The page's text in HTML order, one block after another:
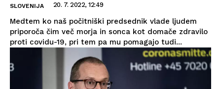
SLOVENIJA 20. 7. 2022, 12:49
Medtem ko naš počitniški predsednik vlade ljudem
priporoča čim več morja in sonca kot domače zdravilo
proti covidu-19, pri tem pa mu pomagajo tudi...